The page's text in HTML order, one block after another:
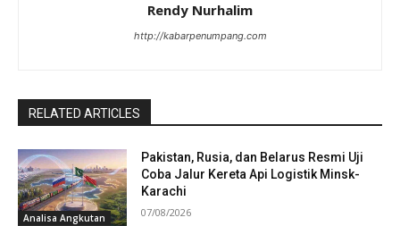
Rendy Nurhalim
http://kabarpenumpang.com
RELATED ARTICLES
Analisa Angkutan
Pakistan, Rusia, dan Belarus Resmi Uji
Coba Jalur Kereta Api Logistik Minsk-
Karachi
07/08/2026